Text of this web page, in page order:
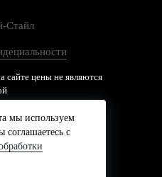
Cтайл
сайте цены не являются
мы используем
соглашаетесь с